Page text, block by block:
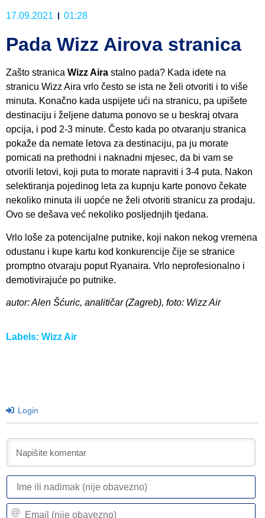
17.09.2021 01:28
Pada Wizz Airova stranica
Zašto stranica Wizz Aira stalno pada? Kada idete na
stranicu Wizz Aira vrlo često se ista ne želi otvoriti i to više
minuta. Konačno kada uspijete ući na stranicu, pa upišete
destinaciju i željene datuma ponovo se u beskraj otvara
opcija, i pod 2-3 minute. Često kada po otvaranju stranica
pokaže da nemate letova za destinaciju, pa ju morate
pomicati na prethodni i naknadni mjesec, da bi vam se
otvorili letovi, koji puta to morate napraviti i 3-4 puta. Nakon
selektiranja pojedinog leta za kupnju karte ponovo čekate
nekoliko minuta ili uopće ne želi otvoriti stranicu za prodaju.
Ovo se dešava već nekoliko posljednjih tjedana.
Vrlo loše za potencijalne putnike, koji nakon nekog vremena
odustanu i kupe kartu kod konkurencije čije se stranice
promptno otvaraju poput Ryanaira. Vrlo neprofesionalno i
demotivirajuće po putnike.
autor: Alen Šćuric, analitičar (Zagreb), foto: Wizz Air
Labels: Wizz Air
Login